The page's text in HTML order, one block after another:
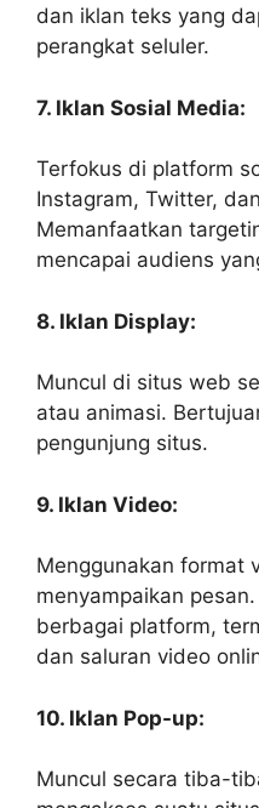
dan iklan teks yang
perangkat seluler.
7. Iklan Sosial Media:
Terfokus di platform
Instagram, Twitter,
Memanfaatkan
mencapai audiens
8. Iklan Display:
Muncul di situs web
atau animasi.
pengunjung situs.
9. Iklan Video:
Menggunakan format
menyampaikan
berbagai platform,
dan saluran video
10. Iklan Pop-up:
Muncul secara tiba-